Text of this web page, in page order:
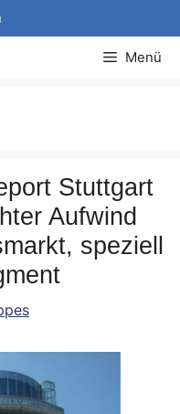
Menü
Stuttgart
Aufwind
speziell